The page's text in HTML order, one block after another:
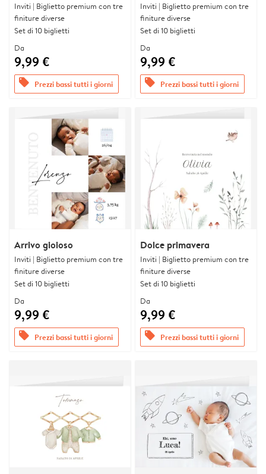
Inviti | Biglietto premium con tre
finiture diverse
Set di 10 biglietti
Da
9,99 €
offers Prezzi bassi tutti i giorni
Inviti | Biglietto premium con tre
finiture diverse
Set di 10 biglietti
Da
9,99 €
offers Prezzi bassi tutti i giorni
Arrivo gioioso
Inviti | Biglietto premium con tre
finiture diverse
Set di 10 biglietti
Da
9,99 €
offers Prezzi bassi tutti i giorni
Dolce primavera
Inviti | Biglietto premium con tre
finiture diverse
Set di 10 biglietti
Da
9,99 €
offers Prezzi bassi tutti i giorni